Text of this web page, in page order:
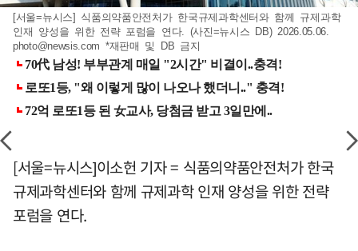
[서울=뉴시스] 식품의약품안전처가 한국규제과학센터와 함께 규제과학
인재 양성을 위한 전략 포럼을 연다. (사진=뉴시스 DB) 2026.05.06.
photo@newsis.com *재판매 및 DB 금지
[서울=뉴시스]이소헌 기자 = 식품의약품안전처가 한국
규제과학센터와 함께 규제과학 인재 양성을 위한 전략
포럼을 연다.